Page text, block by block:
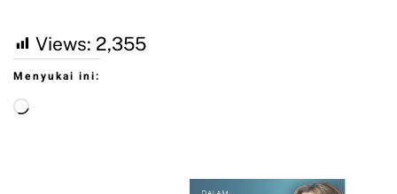
Views: 2,355
Menyukai ini: